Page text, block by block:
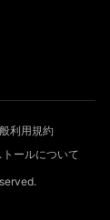
利用規約
ールについて